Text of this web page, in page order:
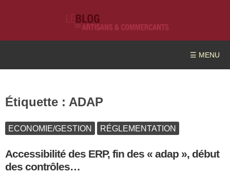
☰ MENU
Étiquette : ADAP
ECONOMIE/GESTION RÉGLEMENTATION
Accessibilité des ERP, fin des « adap », début
des contrôles…